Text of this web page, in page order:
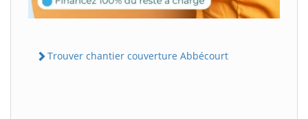
Trouver chantier couverture Abbécourt